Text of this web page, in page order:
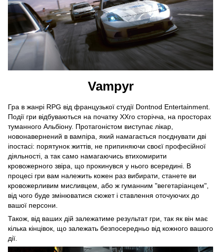
Vampyr
Гра в жанрі RPG від французької студії Dontnod Entertainment.
Події гри відбуваються на початку XXго сторічча, на просторах
туманного Альбіону. Протагоністом виступає лікар,
новонавернений в вампіра, який намагається поєднувати дві
іпостасі: порятунок життів, не припиняючи своєї професійної
діяльності, а так само намагаючись втихомирити
кровожерного звіра, що прокинувся у нього всередині. В
процесі гри вам належить кожен раз вибирати, станете ви
кровожерливим мисливцем, або ж гуманним "вегетаріанцем",
від чого буде змінюватися сюжет і ставлення оточуючих до
вашої персони.
Також, від ваших дій залежатиме результат гри, так як він має
кілька кінцівок, що залежать безпосередньо від кожного вашого
дії.